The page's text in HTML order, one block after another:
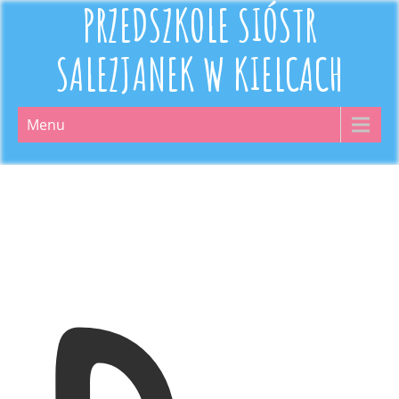
PRZEDSZKOLE SIÓSTR
SALEZJANEK W KIELCACH
Menu